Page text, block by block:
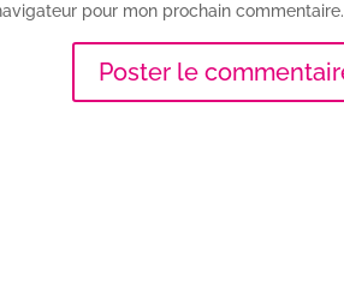
pour mon prochain commentaire.